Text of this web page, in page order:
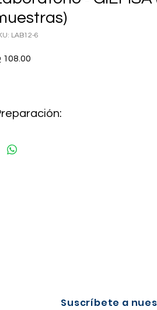
LAB12-6
108.00
Suscríbete a